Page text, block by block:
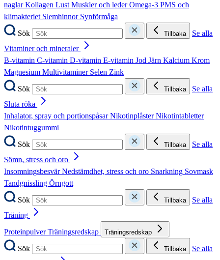
naglarKollagen LustMuskler och lederOmega-3 PMS och
klimakteriet Slemhinnor Synförmåga
Sök
Tillbaka
Se alla
Vitaminer och mineraler
B-vitamin C-vitamin D-vitamin E-vitamin Jod Järn Kalcium Krom
Magnesium Multivitaminer Selen Zink
Sök
Tillbaka
Se alla
Sluta röka
Inhalator, spray och portionspåsarNikotinplåsterNikotintabletter
Nikotintuggummi
Sök
Tillbaka
Se alla
Sömn, stress och oro
InsomningsbesvärNedstämdhet, stress och oro Snarkning Sovmask
Tandgnissling Örngott
Sök
Tillbaka
Se alla
Träning
ProteinpulverTräningsredskap Träningsredskap
Sök Tillbaka
Se alla